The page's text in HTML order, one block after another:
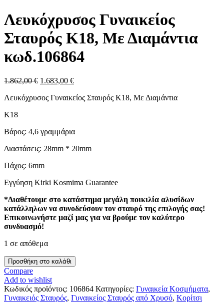
was:
1.389,00 €.είναι:
1.157,00 €.
Λευκόχρυσος Γυναικείος
Σταυρός Κ18, Με Διαμάντια
κωδ.106864
1.862,00€ Original
was:
1.683,00 €Η
τιμή
Λευκόχρυσος Γυναικείος Σταυρός Κ18, Με Διαμάντια
K18
Βάρος: 4,6 γραμμάρια
Διαστάσεις: 28mm * 20mm
Πάχος: 6mm
Εγγύηση Kirki Kosmima Guarantee
*Διαθέτουμε στο κατάστημα μεγάλη ποικιλία αλυσίδων
κατάλληλων να συνοδεύσουν τον σταυρό της επιλογής σας!
Επικοινωνήστε μαζί μας για να βρούμε τον καλύτερο
συνδυασμό!
1 σε απόθεμα
Λευκόχρυσος
Γυναικείος
Σταυρός
Κ18,
Με
Προσθήκη στο καλάθι
Compare
Add to wishlist
Κωδικός προϊόντος: 106864 Κατηγορίες: Γυναικεία Κοσμήματα,
Γυναικειός Σταυρός, Γυναικείος Σταυρός από Χρυσό, Κορίτσι